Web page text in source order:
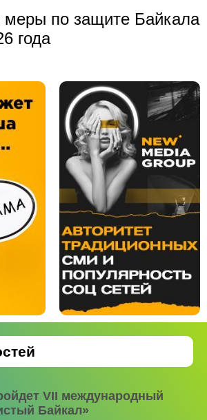
по защите Байкала
года
VII международный
Байкал»